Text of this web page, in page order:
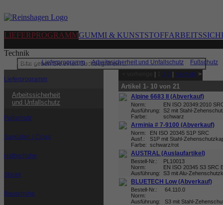
LIEFERPROGRAMMGUMMI & KUNSTSTOFF
Technik
Sie sind hier: Lieferprogramm | Arbeitssicherheit und Unfallschutz Fußschutz
Lieferprogramm
Arbeitssicherheit
und Unfallschutz
Fußschutz
Sandalen / Clogs
Halbschuhe
Stiefel
Bauschuhe
2 3 nächste >
Artikel 1- 10 von 21
Alpine 6683 II (Abverkauf)
Norm:
EN ISO 20349:2010
Ausführung: S2 mit Stahl-
Farbe:
schwarz
Arminia # 7-9100 (Abverkauf)
Norm:
EN ISO 20345 S1P SRC
Ausf.:
S1P mit Stahl-
Farbe: schwarz/rot
AUSTRAL (Auslaufartikel)
Bestell-Nr.:
PL10013
Norm:
EN ISO 20345 S3 SRC
Ausführung: S3 mit Alu-
BLUETECH Low (Abverkauf)
Bestell-Nr.:
64.110.0
Norm:
Ausführung: S3 mit Stahl-